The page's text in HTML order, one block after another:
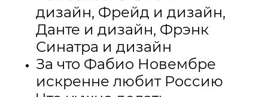
дизайн, Фрейд и дизайн,
Данте и дизайн, Фрэнк
Синатра и дизайн
За что Фабио Новембре
искренне любит Россию